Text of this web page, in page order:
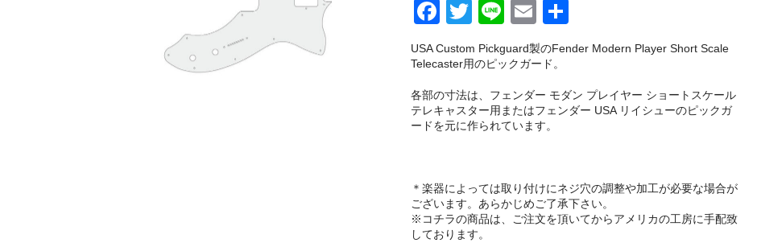
F
a
c
e
b
o
k
T
wi
tt
er
Li
e
E
m
ail
有
USA Custom Pickguard製のFender Modern Player Short Scale
Telecaster用のピックガード。
各部の寸法は、フェンダー モダン プレイヤー ショートスケール
テレキャスター用またはフェンダー USA リイシューのピックガ
ードを元に作られています。
＊楽器によっては取り付けにネジ穴の調整や加工が必要な場合が
ございます。あらかじめご了承下さい。
※コチラの商品は、ご注文を頂いてからアメリカの工房に手配致
しております。